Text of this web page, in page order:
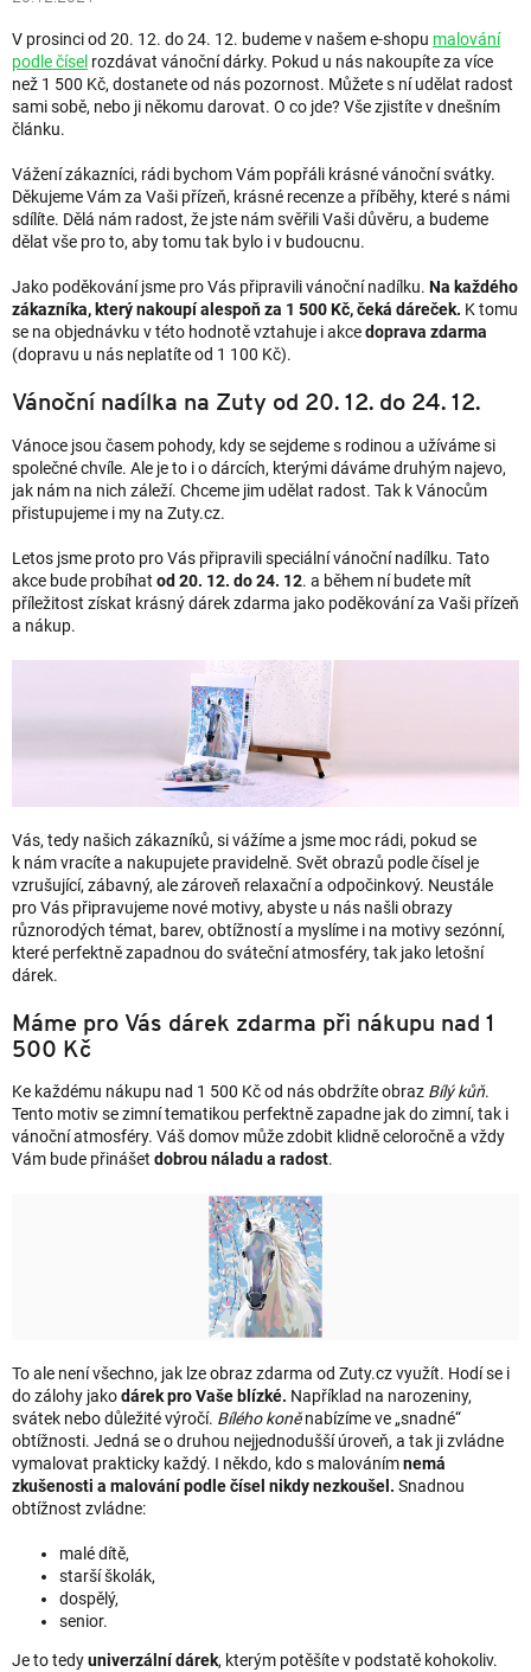
V prosinci od 20. 12. do 24. 12. budeme v našem e-shopu malování
podle čísel rozdávat vánoční dárky. Pokud u nás nakoupíte za více
než 1 500 Kč, dostanete od nás pozornost. Můžete s ní udělat radost
sami sobě, nebo ji někomu darovat. O co jde? Vše zjistíte v dnešním
článku.
Vážení zákazníci, rádi bychom Vám popřáli krásné vánoční svátky.
Děkujeme Vám za Vaši přízeň, krásné recenze a příběhy, které s námi
sdílíte. Dělá nám radost, že jste nám svěřili Vaši důvěru, a budeme
dělat vše pro to, aby tomu tak bylo i v budoucnu.
Jako poděkování jsme pro Vás připravili vánoční nadílku. Na každého
zákazníka, který nakoupí alespoň za 1 500 Kč, čeká dáreček. K tomu
se na objednávku v této hodnotě vztahuje i akcedoprava zdarma
(dopravu u nás neplatíte od 1 100 Kč).
Vánoční nadílka na Zuty od 20. 12. do 24. 12.
Vánoce jsou časem pohody, kdy se sejdeme s rodinou a užíváme si
společné chvíle. Ale je to i o dárcích, kterými dáváme druhým najevo,
jak nám na nich záleží. Chceme jim udělat radost. Tak k Vánocům
přistupujeme i my na Zuty.cz.
Letos jsme proto pro Vás připravili speciální vánoční nadílku. Tato
akce bude probíhat od 20. 12. do 24. 12. a během ní budete mít
příležitost získat krásný dárek zdarma jako poděkování za Vaši přízeň
a nákup.
Vás, tedy našich zákazníků, si vážíme a jsme moc rádi, pokud se
k nám vracíte a nakupujete pravidelně. Svět obrazů podle čísel je
vzrušující, zábavný, ale zároveň relaxační a odpočinkový. Neustále
pro Vás připravujeme nové motivy, abyste u nás našli obrazy
různorodých témat, barev, obtížností a myslíme i na motivy sezónní,
které perfektně zapadnou do sváteční atmosféry, tak jako letošní
dárek.
Máme pro Vás dárek zdarma při nákupu nad 1
500 Kč
Ke každému nákupu nad 1 500 Kč od nás obdržíte obraz Bílý kůň.
Tento motiv se zimní tematikou perfektně zapadne jak do zimní, tak i
vánoční atmosféry. Váš domov může zdobit klidně celoročně a vždy
Vám bude přinášet dobrou náladu a radost.
To ale není všechno, jak lze obraz zdarma od Zuty.cz využít. Hodí se i
do zálohy jakodárek pro Vaše blízké. Například na narozeniny,
svátek nebo důležité výročí. Bílého koněnabízíme ve „snadné“
obtížnosti. Jedná se o druhou nejjednodušší úroveň, a tak ji zvládne
vymalovat prakticky každý. I někdo, kdo s malovánímnemá
zkušenosti a malování podle čísel nikdy nezkoušel. Snadnou
obtížnost zvládne:
malé dítě,
starší školák,
dospělý,
senior.
Je to tedyuniverzálnídárek, kterým potěšíte v podstatě kohokoliv.